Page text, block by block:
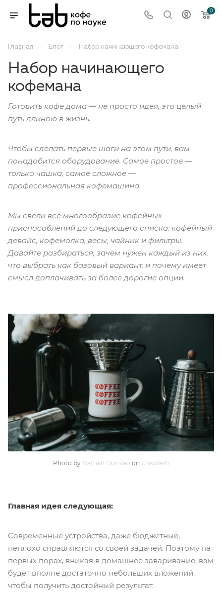
0
Главная — Блог — Набор начинающего кофемана
Набор начинающего
кофемана
Готовить кофе дома — не просто идея, это целый
путь длиною в жизнь.
Чтобы сделать первые шаги на этом пути, вам
понадобится оборудование. Самое простое —
только чашка, самое сложное —
профессиональная кофемашина.
Мы свели все многообразие кофейных
приспособлений до следующего списка: кофейный
девайс, кофемолка, весы, чайник и фильтры.
Давайте разбираться, зачем нужен каждый из них,
что выбрать как базовый вариант, и почему имеет
смысл доплачивать за более дорогие опции.
Photo by Nathan Dumlao on Unsplash
Главная идея следующая:
Современные устройства, даже бюджетные,
неплохо справляются со своей задачей. Поэтому на
первых порах, вникая в домашнее заваривание, вам
будет вполне достаточно небольших вложений,
чтобы получить достойный результат.